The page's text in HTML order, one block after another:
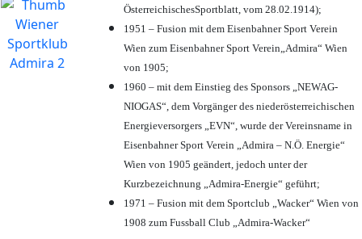
ÖsterreichischesSportblatt, vom 28.02.1914);
1951 – Fusion mit dem Eisenbahner Sport Verein
Wien zum Eisenbahner Sport Verein„Admira“ Wien
von 1905;
1960 – mit dem Einstieg des Sponsors „NEWAG-
NIOGAS“, dem Vorgänger des niederösterreichischen
Energieversorgers „EVN“, wurde der Vereinsname in
Eisenbahner Sport Verein „Admira – N.Ö. Energie“
Wien von 1905 geändert, jedoch unter der
Kurzbezeichnung „Admira-Energie“ geführt;
1971 – Fusion mit dem Sportclub „Wacker“ Wien von
1908 zum Fussball Club „Admira-Wacker“